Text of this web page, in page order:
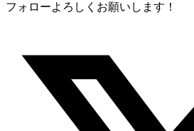
フォローよろしくお願いします！